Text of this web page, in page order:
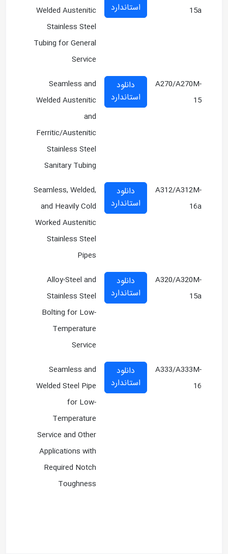
15a
استاندارد
Welded Austenitic
Stainless Steel
Tubing for General
Service
A270/A270M-
15
دانلود
استاندارد
Seamless and
Welded Austenitic
and
Ferritic/Austenitic
Stainless Steel
Sanitary Tubing
A312/A312M-
16a
دانلود
استاندارد
Seamless, Welded,
and Heavily Cold
Worked Austenitic
Stainless Steel
Pipes
A320/A320M-
15a
دانلود
استاندارد
Alloy-Steel and
Stainless Steel
Bolting for Low-
Temperature
Service
A333/A333M-
16
دانلود
استاندارد
Seamless and
Welded Steel Pipe
for Low-
Temperature
Service and Other
Applications with
Required Notch
Toughness